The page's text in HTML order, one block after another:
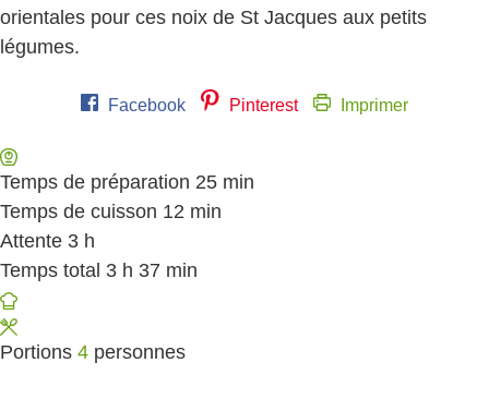
orientales pour ces noix de St Jacques aux petits
légumes.
Facebook Pinterest Imprimer
Temps de préparation 25 minutes
min
Temps de cuisson 12 minutes
min
Attente 3 heures
h
Temps total 3 heures
h 37 minutes
min
Portions 4 personnes